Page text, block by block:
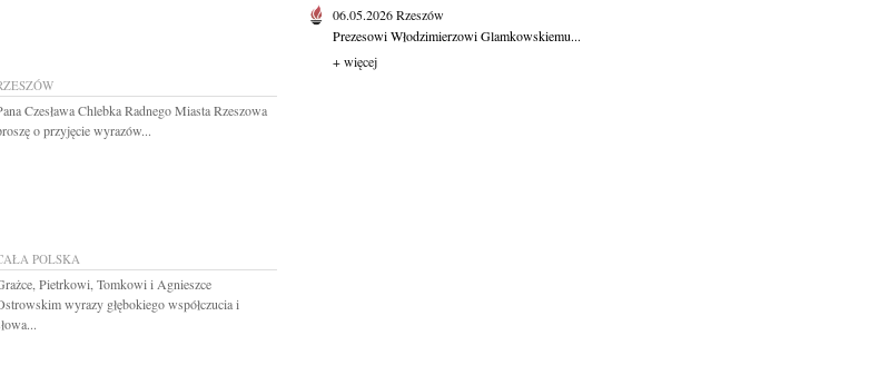
Czesława Chlebka Radnego Miasta Rzeszowa
o przyjęcie wyrazów...
POLSKA
Pietrkowi, Tomkowi i Agnieszce
wyrazy głębokiego współczucia i
06.05.2026Rzeszów
Prezesowi Włodzimierzowi Glamkowskiemu...
+ więcej